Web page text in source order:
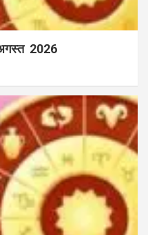
2026